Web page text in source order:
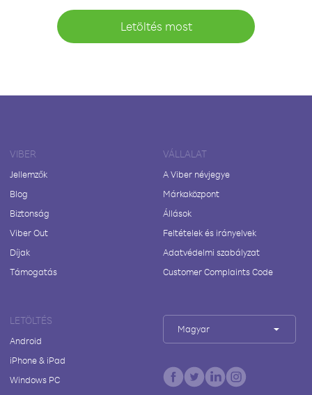
Letöltés most
VIBER
Jellemzők
Blog
Biztonság
Viber Out
Díjak
Támogatás
VÁLLALAT
A Viber névjegye
Márkaközpont
Állások
Feltételek és irányelvek
Adatvédelmi szabályzat
Customer Complaints Code
LETÖLTÉS
Android
iPhone & iPad
Windows PC
Magyar